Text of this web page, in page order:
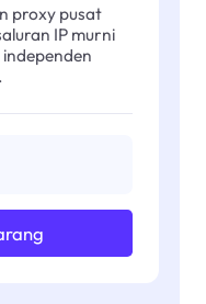
proxy pusat
IP murni